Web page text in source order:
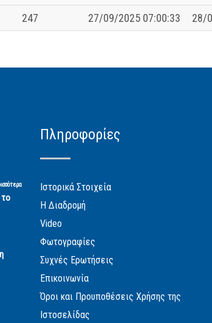
247 27/09/2025 07:00:33 28/
Πληροφορίες
Ιστορικά Στοιχεία
Η Διαδρομή
Video
Φωτογραφίες
Συχνές Ερωτήσεις
Επικοινωνία
Όροι και Προυποθέσεις Χρήσης της
Ιστοσελίδας